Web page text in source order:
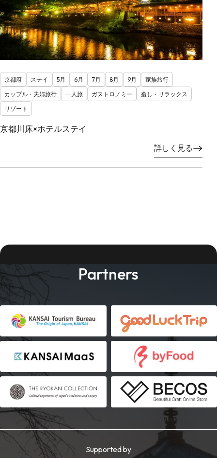
京都府 ステイ 5月 6月 7月 8月 9月
家族旅行
カップル・夫婦旅行
一人旅 ガストロノミー
癒し・リラックス
リゾート
京都川床×ホテルステイ
詳しく見る
Partners
Supported by